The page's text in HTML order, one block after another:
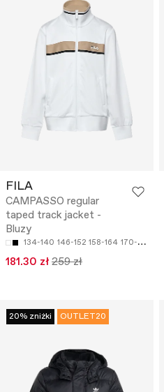
FILA
CAMPASSO regular
taped track jacket -
Bluzy
134-140 146-152 158-164 170-176
181.30 zł 259 zł
20% zniżki OUTLET20